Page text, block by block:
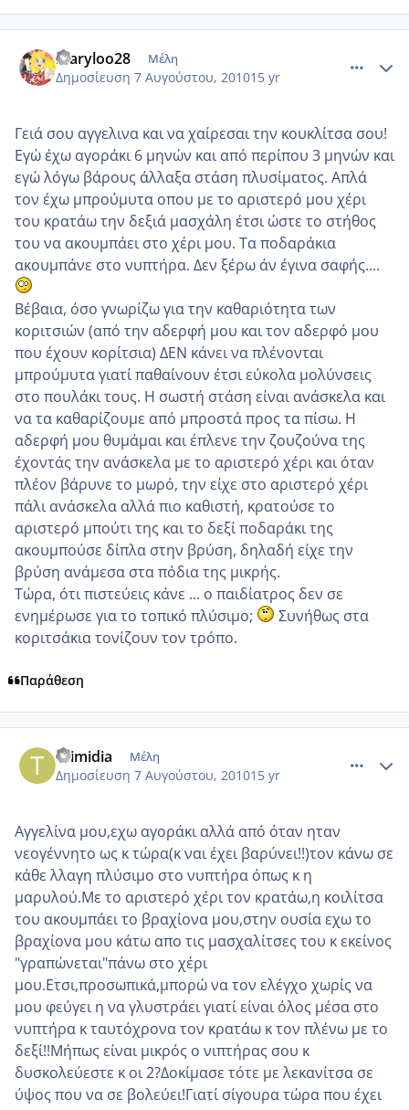
maryloo28 Μέλη
Δημοσίευση 7 Αυγούστου, 201015 yr
Γειά σου αγγελινα και να χαίρεσαι την κουκλίτσα σου!
Εγώ έχω αγοράκι 6 μηνών και από περίπου 3 μηνών και
εγώ λόγω βάρους άλλαξα στάση πλυσίματος. Απλά
τον έχω μπρούμυτα οπου με το αριστερό μου χέρι
του κρατάω την δεξιά μασχάλη έτσι ώστε το στήθος
του να ακουμπάει στο χέρι μου. Τα ποδαράκια
ακουμπάνε στο νυπτήρα. Δεν ξέρω άν έγινα σαφής....
Βέβαια, όσο γνωρίζω για την καθαριότητα των
κοριτσιών (από την αδερφή μου και τον αδερφό μου
που έχουν κορίτσια) ΔΕΝ κάνει να πλένονται
μπρούμυτα γιατί παθαίνουν έτσι εύκολα μολύνσεις
στο πουλάκι τους. Η σωστή στάση είναι ανάσκελα και
να τα καθαρίζουμε από μπροστά προς τα πίσω. Η
αδερφή μου θυμάμαι και έπλενε την ζουζούνα της
έχοντάς την ανάσκελα με το αριστερό χέρι και όταν
πλέον βάρυνε το μωρό, την είχε στο αριστερό χέρι
πάλι ανάσκελα αλλά πιο καθιστή, κρατούσε το
αριστερό μπούτι της και το δεξί ποδαράκι της
ακουμπούσε δίπλα στην βρύση, δηλαδή είχε την
βρύση ανάμεσα στα πόδια της μικρής.
Τώρα, ότι πιστεύεις κάνε ... ο παιδίατρος δεν σε
ενημέρωσε για το τοπικό πλύσιμο;
Συνήθως στα
κοριτσάκια τονίζουν τον τρόπο.
Παράθεση
thimidia Μέλη
Δημοσίευση 7 Αυγούστου, 201015 yr
Αγγελίνα μου,εχω αγοράκι αλλά από όταν ηταν
νεογέννητο ως κ τώρα(κ ναι έχει βαρύνει!!)τον κάνω σε
κάθε λλαγη πλύσιμο στο νυπτήρα όπως κ η
μαρυλού.Με το αριστερό χέρι τον κρατάω,η κοιλίτσα
του ακουμπάει το βραχίονα μου,στην ουσία εχω το
βραχίονα μου κάτω απο τις μασχαλίτσες του κ εκείνος
"γραπώνεται"πάνω στο χέρι
μου.Ετσι,προσωπικά,μπορώ να τον ελέγχο χωρίς να
μου φεύγει η να γλυστράει γιατί είναι όλος μέσα στο
νυπτήρα κ ταυτόχρονα τον κρατάω κ τον πλένω με το
δεξί!!Μήπως είναι μικρός ο νιπτήρας σου κ
δυσκολεύεστε κ οι 2?Δοκίμασε τότε με λεκανίτσα σε
ύψος που να σε βολεύει!Γιατί σίγουρα τώρα που έχει